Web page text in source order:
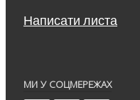
Написати листа
МИ У СОЦМЕРЕЖАХ